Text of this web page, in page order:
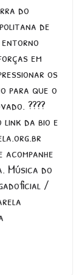
do
de
entorno
em
os
para que o
????
link da bio e
Música do
/